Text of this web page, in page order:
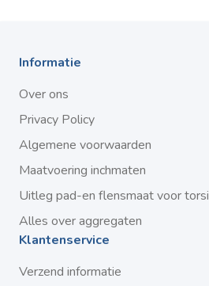
Informatie
Over ons
Privacy Policy
Algemene voorwaarden
Maatvoering inchmaten
Uitleg pad-en flensmaat voor
Alles over aggregaten
Klantenservice
Verzend informatie